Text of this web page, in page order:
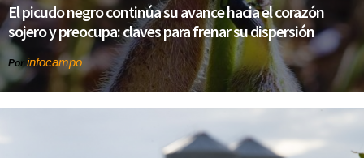
El picudo negro continúa su avance hacia el corazón
sojero y preocupa: claves para frenar su dispersión
Porinfocampo